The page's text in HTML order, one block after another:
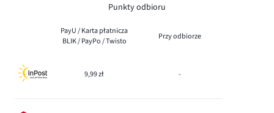
Punkty odbioru
PayU / Karta płatnicza
BLIK / PayPo / Twisto
Przy odbiorze
9,99 zł -